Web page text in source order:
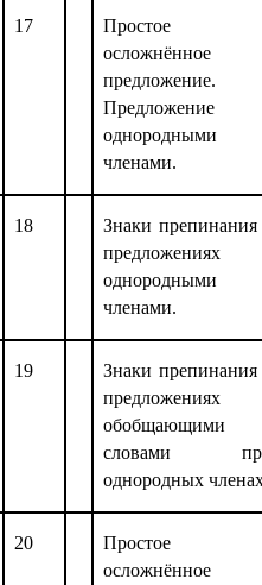
17
Простое
осложнённое
предложение.
Предложение
однородными
членами.
18
Знаки препинания
предложениях
однородными
членами.
19
Знаки препинания
предложениях
обобщающими
словами
однородных
20
Простое
осложнённое